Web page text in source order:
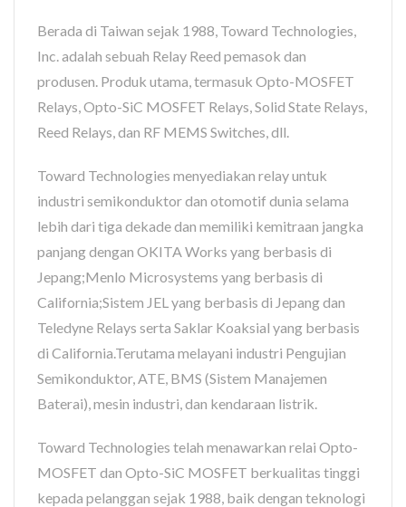
Berada di Taiwan sejak 1988, Toward Technologies,
Inc. adalah sebuah Relay Reed pemasok dan
produsen. Produk utama, termasuk Opto-MOSFET
Relays, Opto-SiC MOSFET Relays, Solid State Relays,
Reed Relays, dan RF MEMS Switches, dll.
Toward Technologies menyediakan relay untuk
industri semikonduktor dan otomotif dunia selama
lebih dari tiga dekade dan memiliki kemitraan jangka
panjang dengan OKITA Works yang berbasis di
Jepang;Menlo Microsystems yang berbasis di
California;Sistem JEL yang berbasis di Jepang dan
Teledyne Relays serta Saklar Koaksial yang berbasis
di California.Terutama melayani industri Pengujian
Semikonduktor, ATE, BMS (Sistem Manajemen
Baterai), mesin industri, dan kendaraan listrik.
Toward Technologies telah menawarkan relai Opto-
MOSFET dan Opto-SiC MOSFET berkualitas tinggi
kepada pelanggan sejak 1988, baik dengan teknologi